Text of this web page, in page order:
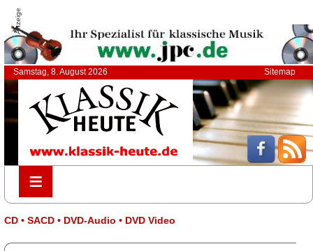
Anzeige
Samstag, 8. August 2026 Sitemap
≡
≡
CD • SACD • DVD-Audio • DVD Video